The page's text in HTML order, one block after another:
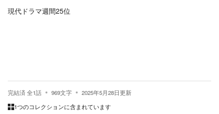
現代ドラマ週間25位
完結済全1話 969文字 2025年5月28日更新
1つのコレクションに含まれています